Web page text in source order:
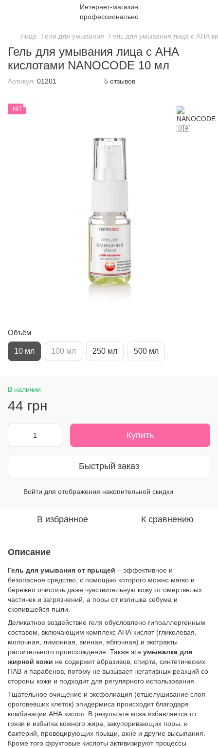
Лицо Гели для умывания Гель для умывания лица с АНА
Гель для умывания лица с АНА
кислотами NANOCODE 10 мл
Артикул: 01201 5 отзывов
HIT
Объём
10 мл 100 мл 250 мл 500 мл
В наличии
44 грн
Купить
Быстрый заказ
Войти для отображения накопительной скидки
В избранное К сравнению
Описание
Гель для умывания от прыщей – эффективное и
безопасное средство, с помощью которого можно мягко и
бережно очистить даже чувствительную кожу от омертвелых
частичек и загрязнений, а поры от излишка себума и
скопившейся пыли.
Деликатное воздействие геля обусловлено гипоаллергенным
составом, включающим комплекс АНА кислот (гликолевая,
молочная, лимонная, винная, яблочная) и экстракты
растительного происхождения. Также эта умывалка для
жирной кожи не содержит абразивов, спирта, синтетических
ПАВ и парабенов, потому не вызывает негативных реакций со
стороны кожи и подходит для регулярного использования.
Тщательное очищение и эксфолиация (отшелушивание слоя
ороговевших клеток) эпидермиса происходит благодаря
комбинации АНА кислот. В результате кожа избавляется от
грязи и избытка кожного жира, закупоривающих поры, и
бактерий, провоцирующих прыщи, акне и другие высыпания.
Кроме того фруктовые кислоты активизируют процессы